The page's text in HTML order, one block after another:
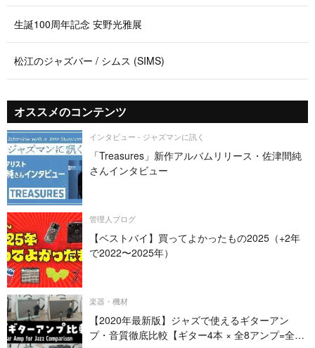
生誕100周年記念 安野光雅展
松江のジャズバー / シムス (SIMS)
オススメのコンテンツ
インタビュー - ジャズマンに訊く
「Treasures」新作アルバムリリース・佐津間純
さんインタビュー
管理人ブログ
【ベストバイ】買ってよかったもの2025（+2年
で2022〜2025年）
楽器・機材
【2020年最新版】ジャズで使えるギターアン
プ・音質徹底比較【ギター4本 × 全8アンプ=全32